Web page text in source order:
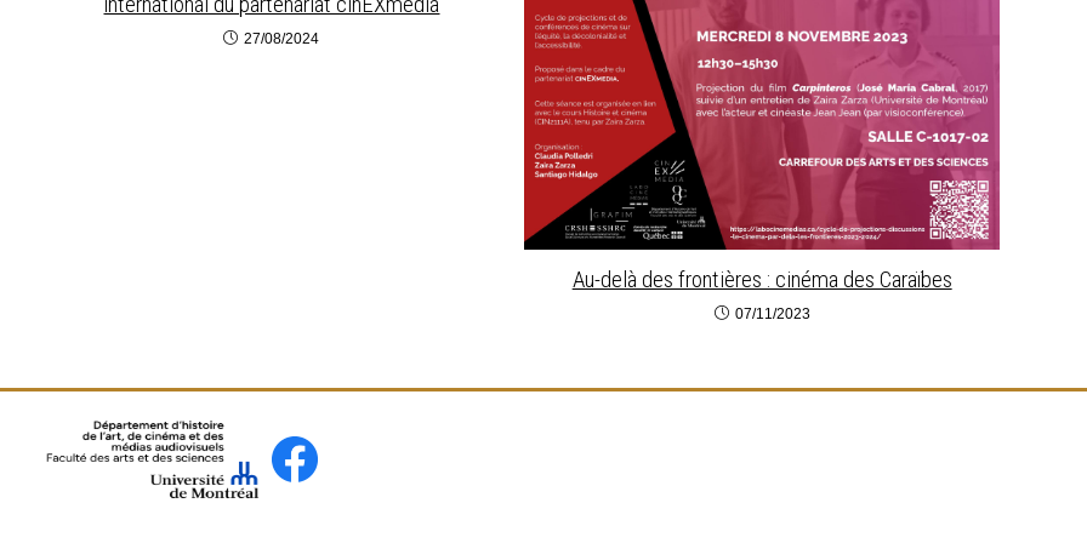
27/08/2024
Au-delà des frontières : cinéma des Caraïbes
07/11/2023